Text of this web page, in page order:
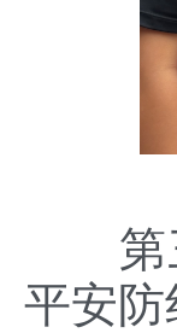
平安防